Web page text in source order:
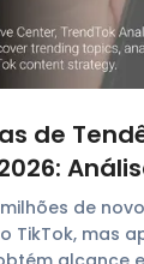
de
e Insights
de
TikTok, mas